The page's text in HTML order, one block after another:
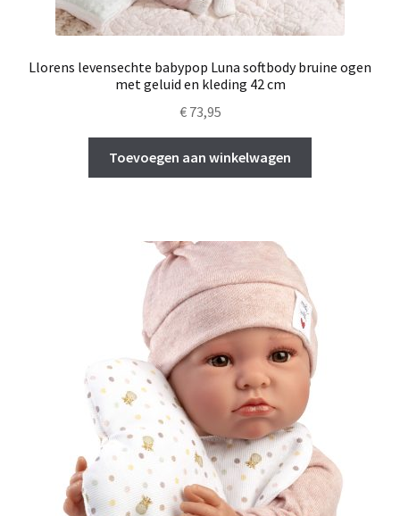
Llorens levensechte babypop Luna softbody bruine ogen
met geluid en kleding 42 cm
€73,95
Toevoegen aan winkelwagen